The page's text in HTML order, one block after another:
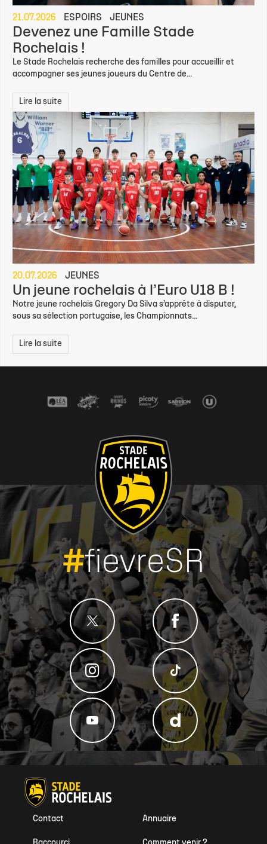
21.07.2026 ESPOIRS JEUNES
Devenez une Famille Stade
Rochelais !
Le Stade Rochelais recherche des familles pour accueillir et
accompagner ses jeunes joueurs du Centre de...
Lire la suite
20.07.2026 JEUNES
Un jeune rochelais à l’Euro U18 B !
Notre jeune rochelais Gregory Da Silva s’apprête à disputer,
sous sa sélection portugaise, les Championnats...
Lire la suite
#fievreSR
Annuaire
Contact